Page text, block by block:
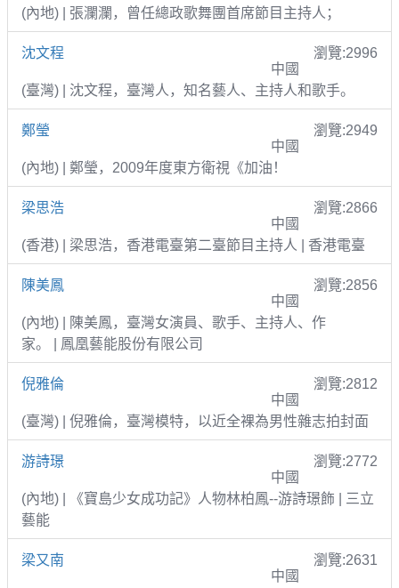
(內地) | 張瀾瀾，曾任總政歌舞團首席節目主持人；
沈文程
瀏覽:2996
中國
(臺灣) | 沈文程，臺灣人，知名藝人、主持人和歌手。
鄭瑩
瀏覽:2949
中國
(內地) | 鄭瑩，2009年度東方衛視《加油！
梁思浩
瀏覽:2866
中國
(香港) | 梁思浩，香港電臺第二臺節目主持人 | 香港電臺
陳美鳳
瀏覽:2856
中國
(內地) | 陳美鳳，臺灣女演員、歌手、主持人、作
家。 | 鳳凰藝能股份有限公司
倪雅倫
瀏覽:2812
中國
(臺灣) | 倪雅倫，臺灣模特，以近全裸為男性雜志拍封面
游詩璟
瀏覽:2772
中國
(內地) | 《寶島少女成功記》人物林柏鳳--游詩璟飾 | 三立
藝能
梁又南
瀏覽:2631
中國